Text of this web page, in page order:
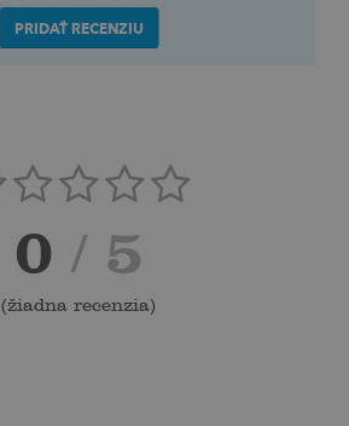
PRIDAŤ RECENZIU
0 / 5
(žiadna recenzia)